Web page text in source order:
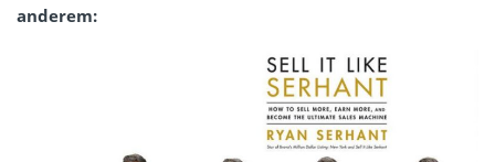
anderem: